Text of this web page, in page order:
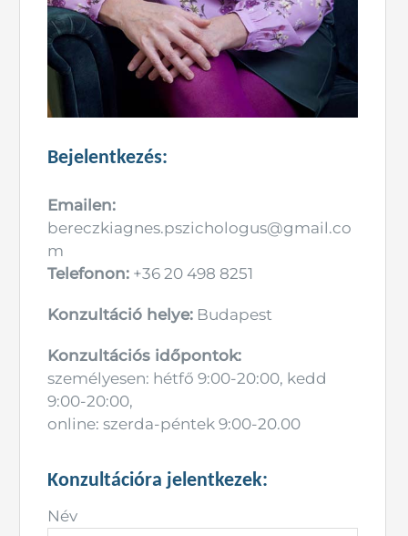
Bejelentkezés:
Emailen:
bereczkiagnes.pszichologus@gmail.co
m
Telefonon: +36 20 498 8251
Konzultáció helye: Budapest
Konzultációs időpontok:
személyesen: hétfő 9:00-20:00, kedd
9:00-20:00,
online: szerda-péntek 9:00-20.00
Konzultációra jelentkezek:
Név